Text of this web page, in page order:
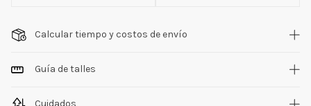
Calcular tiempo y costos de envío
Guía de talles